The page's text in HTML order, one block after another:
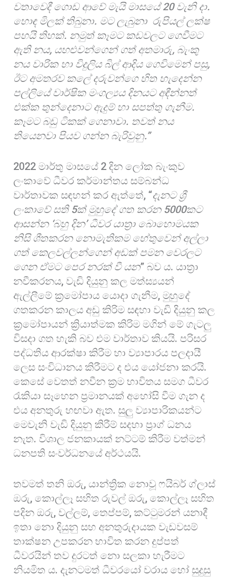
වතාවෙදී ගොඩ ආවේ මැයි මාසයේ 20 වැනි දා.
හොඳ මිලක් තිබුනා. මට ලැබුනා රුපියල් ලක්ෂ
පහයි තිහක්. නමුත් කෑමට කඩවලට ගෙවීමට
ඇති නය, යහළුවන්ගෙන් ගත් අතමාරු, බැංකු
නය වාරික හා විදුලිය බිල් ආදිය ගෙවිමෙන් පසු,
ඊට අමතරව කලේ දරුවන්ගෙ හිත හැදෙන්න
පල්ලියේ වාර්ෂික මංගල්‍යය දිනයට අඳීන්නත්
එක්ක තුන්දෙනාට ඇදුම් හා සපත්තු ගැනීම.
කෑමට බඩු ටිකක් ගෙනාවා. තවත් නය
තියෙනවා පියව ගන්න බැරිවුනු.”
2022 මාර්තු මාසයේ 2 දින ලෝක බැංකුව
ලංකාවේ ‍ධීවර කර්මාන්තය සම්බන්ධ
වාර්තාවක සඳහන් කර ඇත්තේ, “දැනට ශ්‍රී
ලංකාවේ සති 5ක් මුහුදේ ගත කරන 5000කට
ආසන්න ‘බහු දින’ ධීවර යාත්‍රා බොහොමයක
නිසි ශීතකරන නොමැතිකම හේතුවෙන් අල්ලා
ගත් කෙලවල්ලන්ගෙන් අඩක් පමන වෙරලට
ගෙන ඒමට පෙර නරක් වී යන” බව ය. යාත්‍රා
නවීකරනය, වැඩි දියුනු කල මත්ස්‍යයන්
ඇල්ලීමේ ක්‍රමෝපාය යොදා ගැනීම, මුහුදේ
ගතකරන කාලය අඩු කිරිම සඳහා වැඩි දියුනු කල
ක්‍රමෝපායන් ක්‍රියාත්මක කිරිම මගින් මේ ගැටලු
විසදා ගත හැකි බව එම වාර්තාව කියයි. පරිසර
පද්ධතිය ආරක්ෂා කිරීම හා ව්‍යාපාරය පලදායී
ලෙස සංවිධානය කිරීමට ද එය යෝජනා කරයි.
කෙසේ වෙතත් නවීන ක්‍රම භාවිතය සමග ධීවර
රැකියා සෑහෙන ප්‍රමානයක් අහෝසි වීම ගැන ද
එය අනතුරු හඟවා ඇත. සුලු ව්‍යාපාරිකයන්ට
මෙවැනි වැඩි දියුනු කිරීම් සදහා ප්‍රාග් ධනය
නැත. විශාල ජනකායක් නට්ටම් කිරීම වත්මන්
ධනපති සංවර්ධනයේ අර්ථයයි.
තවමත් තනි ඔරු, යාන්ත්‍රික නොවූ ෆයිබර් ග්‍ලාස්
ඔරු, කොල්ලෑ සහිත රුවල් ඔරු, කොල්ලෑ සහිත
පදින ඔරු, වල්ලම්, තෙප්පම්, කට්ටුමරන් යනාදී
ඉතා නො දියුනු සහ අනතුරුදායක වැඩවසම්
තාක්ෂන උපකරන භාවිත කරන දුප්පත්
ධීවරයින් තව දුරටත් නො සලකා හැරීමට
නියමිත ය. දැනටමත් ධීවරයෝ වරාය හෝ සුදුසු